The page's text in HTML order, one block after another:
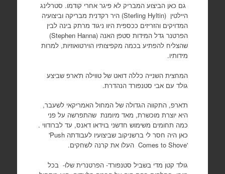
גם כאן הביצוע המבריק לא פיגר אחרי קודמו. סטרלינג
היילטין (
Sterling Hyltin) היר רקדנית מבריקה וביצועיה
המדויקים והזריזים ככספית היוו ניגוד מרתק בינה לבין
הפרטנר גדל המידות סטפן האנה (Stephen Hanna)
שהצליח להפתיע בכמה מקפיצותיו הוירטואוזיות, למרות
מידותיו.
המחצית השנייה כללה דואט של טווילה ת'ארפ שביצע
גולד עם אבי סטנפורד הנהדרת.
ת'ארפ, התקווה הגדולה של המחול האמריקאי לשעבר,
היא יוצרת מוכשרת, מאד מיומנת שהתפרשה על פני
כמה תחומים משימוש חדשני בוידאו דאנס, עד לברודווי .
כאן היה חסר לי ברשניקוב שביצועיו לעבודתה 'Push
Comes to Shove' העלו את קרנה לשחקים.
גולד קטן מדי בשביל סטנפורד- הפרטנרית שלו- בכל